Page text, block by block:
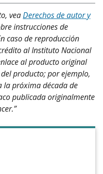
veaDerechos de autor y
instrucciones de
caso de reproducción
al Instituto Nacional
al producto original
producto; por ejemplo,
la próxima década de
publicada originalmente